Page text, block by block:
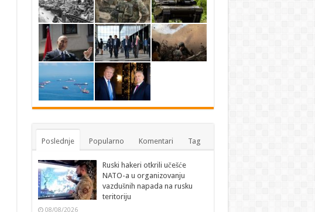
Poslednje Popularno Komentari Tag
Ruski hakeri otkrili učešće
NATO-a u organizovanju
vazdušnih napada na rusku
teritoriju
08/08/2026